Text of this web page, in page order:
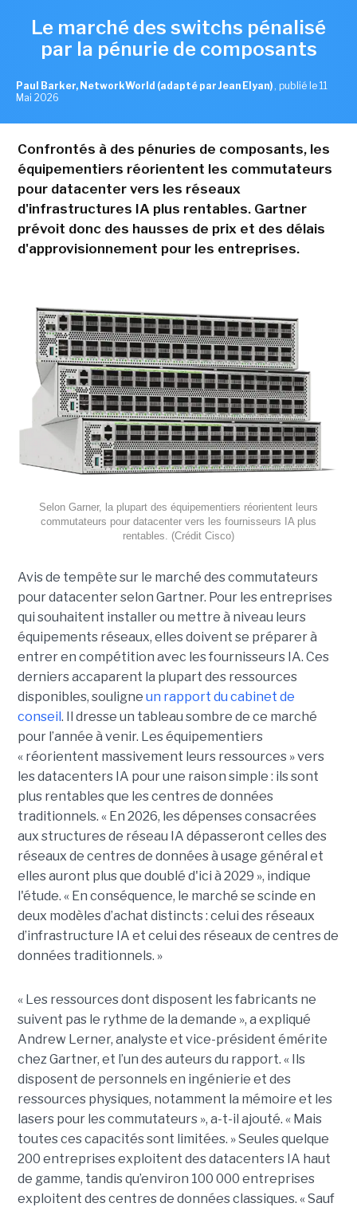
Le marché des switchs pénalisé
par la pénurie de composants
Paul Barker, NetworkWorld (adapté par Jean Elyan) , publié le 11
Mai 2026
Confrontés à des pénuries de composants, les
équipementiers réorientent les commutateurs
pour datacenter vers les réseaux
d'infrastructures IA plus rentables. Gartner
prévoit donc des hausses de prix et des délais
d'approvisionnement pour les entreprises.
Selon Garner, la plupart des équipementiers réorientent leurs
commutateurs pour datacenter vers les fournisseurs IA plus
rentables. (Crédit Cisco)
Avis de tempête sur le marché des commutateurs
pour datacenter selon Gartner. Pour les entreprises
qui souhaitent installer ou mettre à niveau leurs
équipements réseaux, elles doivent se préparer à
entrer en compétition avec les fournisseurs IA. Ces
derniers accaparent la plupart des ressources
disponibles, souligne un rapport du cabinet de
conseil . Il dresse un tableau sombre de ce marché
pour l’année à venir. Les équipementiers
« réorientent massivement leurs ressources » vers
les datacenters IA pour une raison simple : ils sont
plus rentables que les centres de données
traditionnels. « En 2026, les dépenses consacrées
aux structures de réseau IA dépasseront celles des
réseaux de centres de données à usage général et
elles auront plus que doublé d'ici à 2029 », indique
l'étude. « En conséquence, le marché se scinde en
deux modèles d’achat distincts : celui des réseaux
d’infrastructure IA et celui des réseaux de centres de
données traditionnels. »
« Les ressources dont disposent les fabricants ne
suivent pas le rythme de la demande », a expliqué
Andrew Lerner, analyste et vice-président émérite
chez Gartner, et l’un des auteurs du rapport. « Ils
disposent de personnels en ingénierie et des
ressources physiques, notamment la mémoire et les
lasers pour les commutateurs », a-t-il ajouté. « Mais
toutes ces capacités sont limitées. » Seules quelque
200 entreprises exploitent des datacenters IA haut
de gamme, tandis qu’environ 100 000 entreprises
exploitent des centres de données classiques. « Sauf